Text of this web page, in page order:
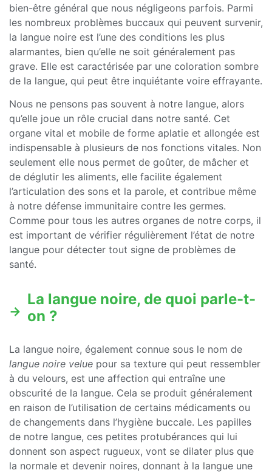
bien-être général que nous négligeons parfois. Parmi
les nombreux problèmes buccaux qui peuvent survenir,
la langue noire est l’une des conditions les plus
alarmantes, bien qu’elle ne soit généralement pas
grave. Elle est caractérisée par une coloration sombre
de la langue, qui peut être inquiétante voire effrayante.
Nous ne pensons pas souvent à notre langue, alors
qu’elle joue un rôle crucial dans notre santé. Cet
organe vital et mobile de forme aplatie et allongée est
indispensable à plusieurs de nos fonctions vitales. Non
seulement elle nous permet de goûter, de mâcher et
de déglutir les aliments, elle facilite également
l’articulation des sons et la parole, et contribue même
à notre défense immunitaire contre les germes.
Comme pour tous les autres organes de notre corps, il
est important de vérifier régulièrement l’état de notre
langue pour détecter tout signe de problèmes de
santé.
La langue noire, de quoi parle-t-
on ?
La langue noire, également connue sous le nom de
langue noire velue pour sa texture qui peut ressembler
à du velours, est une affection qui entraîne une
obscurité de la langue. Cela se produit généralement
en raison de l’utilisation de certains médicaments ou
de changements dans l’hygiène buccale. Les papilles
de notre langue, ces petites protubérances qui lui
donnent son aspect rugueux, vont se dilater plus que
la normale et devenir noires, donnant à la langue une